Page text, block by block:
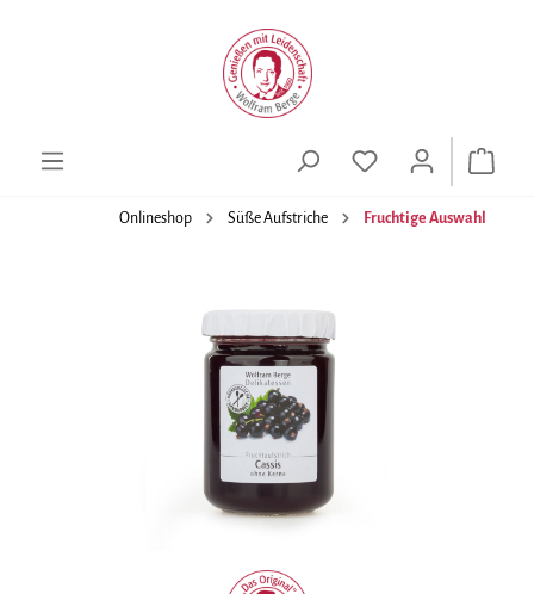
Onlineshop Süße Aufstriche Fruchtige Auswahl